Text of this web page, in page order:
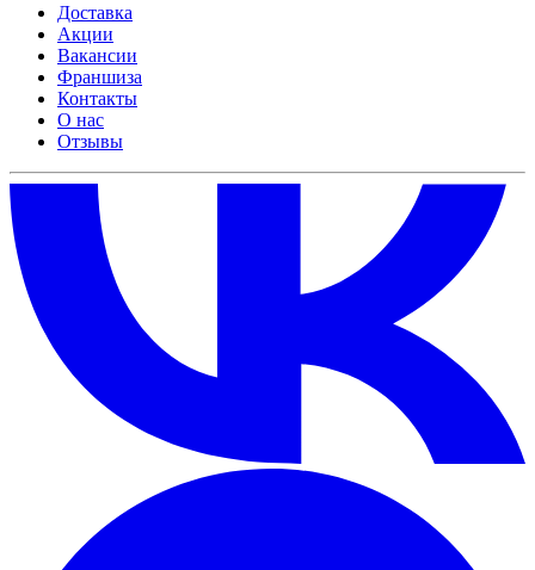
Доставка
Акции
Вакансии
Франшиза
Контакты
О нас
Отзывы